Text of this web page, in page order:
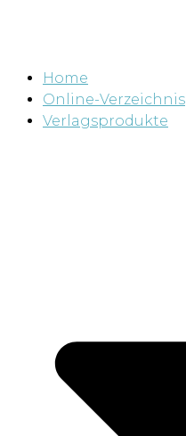
Home
Online-Verzeichnis
Verlagsprodukte